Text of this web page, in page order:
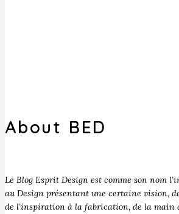
About BED
Le Blog Esprit Design est comme son nom
au Design présentant une certaine vision,
de l’inspiration à la fabrication, de la main